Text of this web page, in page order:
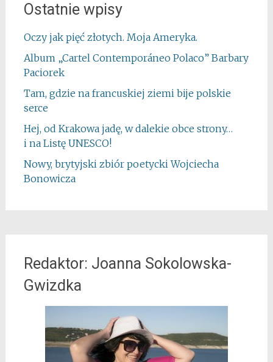
Ostatnie wpisy
Oczy jak pięć złotych. Moja Ameryka.
Album „Cartel Contemporáneo Polaco” Barbary
Paciorek
Tam, gdzie na francuskiej ziemi bije polskie
serce
Hej, od Krakowa jadę, w dalekie obce strony…
i na Listę UNESCO!
Nowy, brytyjski zbiór poetycki Wojciecha
Bonowicza
Redaktor: Joanna Sokolowska-
Gwizdka